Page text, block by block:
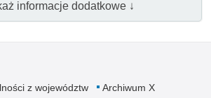
informacje dodatkowe ↓
z województw
Archiwum X